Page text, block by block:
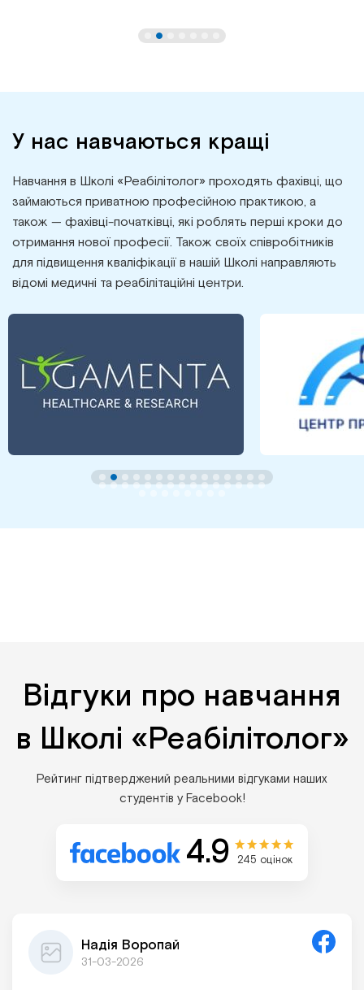
У нас навчаються кращі
Навчання в Школі «Реабілітолог» проходять фахівці, що
займаються приватною професійною практикою, а
також — фахівці-початківці, які роблять перші кроки до
отримання нової професії. Також своїх співробітників
для підвищення кваліфікації в нашій Школі направляють
відомі медичні та реабілітаційні центри.
Відгуки про навчання
в Школі «Реабілітолог»
Рейтинг підтверджений реальними відгуками наших
студентів у Facebook!
4.9 245 оцінок
Надія Воропай
31-03-2026